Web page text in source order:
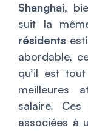
Shanghai,
suit la
résidents
abordable,
qu’il est
meilleures
salaire.
associées à